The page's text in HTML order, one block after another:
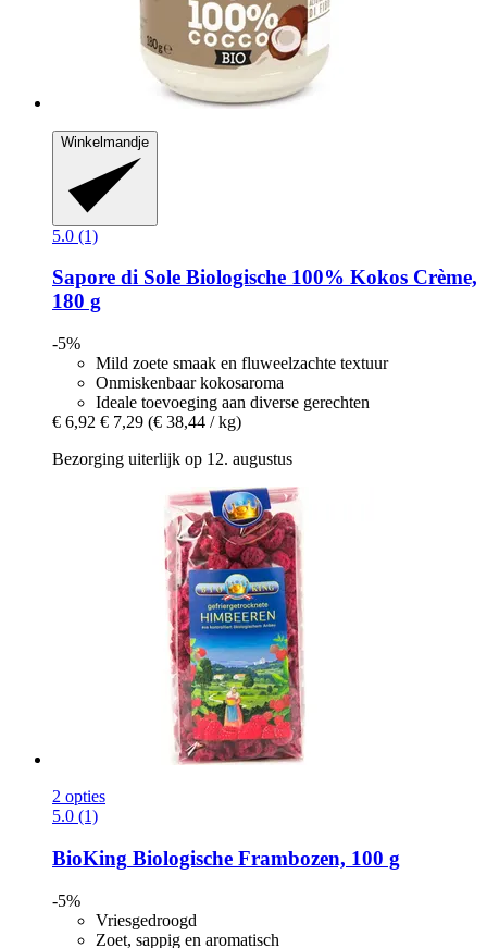
Winkelmandje
5.0 (1)
Sapore di Sole Biologische 100% Kokos Crème,
180 g
-5%
Mild zoete smaak en fluweelzachte textuur
Onmiskenbaar kokosaroma
Ideale toevoeging aan diverse gerechten
€ 6,92 € 7,29 (€ 38,44 / kg)
Bezorging uiterlijk op 12. augustus
2 opties
5.0 (1)
BioKing Biologische Frambozen, 100 g
-5%
Vriesgedroogd
Zoet, sappig en aromatisch